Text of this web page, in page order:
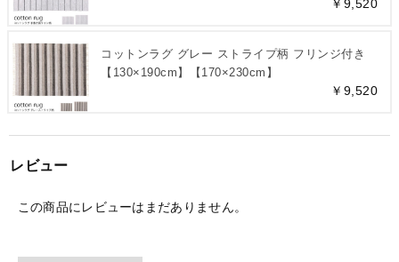
￥9,520
コットンラグ グレー ストライプ柄 フリンジ付き
【130×190cm】【170×230cm】
￥9,520
レビュー
この商品にレビューはまだありません。